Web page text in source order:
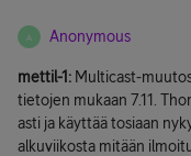
A Anonymous
mettil-1: Multicast-
tietojen mukaan 7.11.
asti ja käyttää tosiaan
alkuviikosta mitään